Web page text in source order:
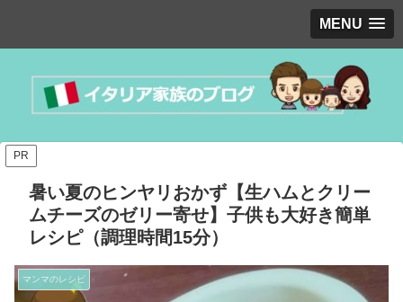
MENU
PR
暑い夏のヒンヤリおかず【生ハムとクリー
ムチーズのゼリー寄せ】子供も大好き簡単
レシピ（調理時間15分）
マンマのレシピ